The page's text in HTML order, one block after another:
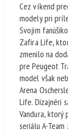
Cez víkend
modely pri
Svojim
Zafira Life,
zmenilo na
pre Peugeot
model však
Arena
Life. Dizajnéri
Vandura, ktorý
seriálu A-